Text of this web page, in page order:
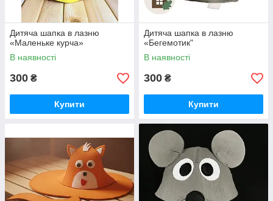
Дитяча шапка в лазню
«Маленьке курча»
В наявності
300 ₴
Купити
Дитяча шапка в лазню
«Бегемотик"
В наявності
300 ₴
Купити